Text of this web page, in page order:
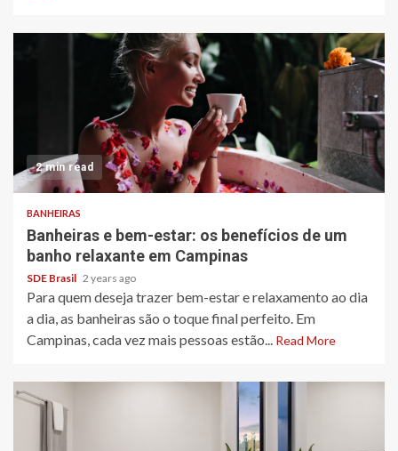
2 min read
BANHEIRAS
Banheiras e bem-estar: os benefícios de um
banho relaxante em Campinas
SDE Brasil 2 years ago
Para quem deseja trazer bem-estar e relaxamento ao dia
a dia, as banheiras são o toque final perfeito. Em
Campinas, cada vez mais pessoas estão... Read More